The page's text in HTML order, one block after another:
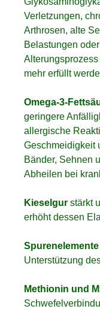
Verletzungen,
Arthrosen, alte
Belastungen
mehr erfüllt
Omega-3-
geringere
allergische
Geschmeidigkeit
Bänder, Sehnen
Abheilen bei
Kieselgur stärkt
erhöht dessen
Unterstützung
Methionin und